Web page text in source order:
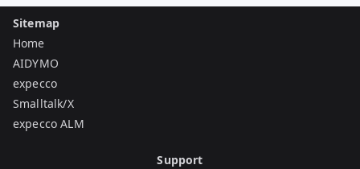
Sitemap
Home
AIDYMO
expecco
Smalltalk/X
expecco ALM
Support